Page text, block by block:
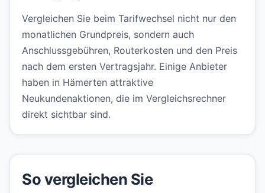
Vergleichen Sie beim Tarifwechsel nicht nur den
monatlichen Grundpreis, sondern auch
Anschlussgebühren, Routerkosten und den Preis
nach dem ersten Vertragsjahr. Einige Anbieter
haben in Hämerten attraktive
Neukundenaktionen, die im Vergleichsrechner
direkt sichtbar sind.
So vergleichen Sie